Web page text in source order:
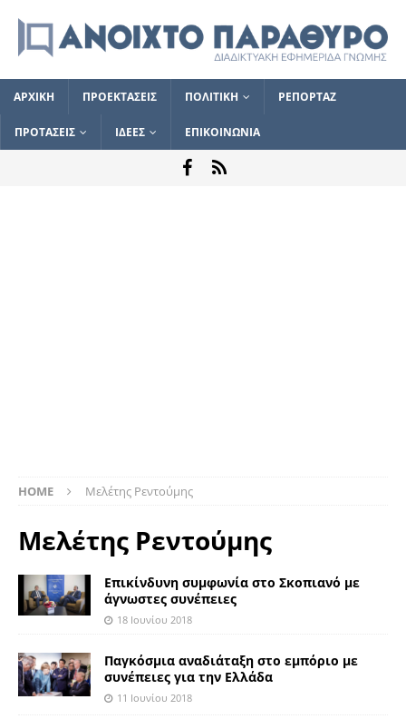
ΑΡΧΙΚΗ ΠΡΟΕΚΤΑΣΕΙΣ ΠΟΛΙΤΙΚΗ ΡΕΠΟΡΤΑΖ
ΠΡΟΤΑΣΕΙΣ ΙΔΕΕΣ ΕΠΙΚΟΙΝΩΝΙΑ
HOME Μελέτης Ρεντούμης
Μελέτης Ρεντούμης
Επικίνδυνη συμφωνία στο Σκοπιανό με
άγνωστες συνέπειες
18 Ιουνίου 2018
Παγκόσμια αναδιάταξη στο εμπόριο με
συνέπειες για την Ελλάδα
11 Ιουνίου 2018